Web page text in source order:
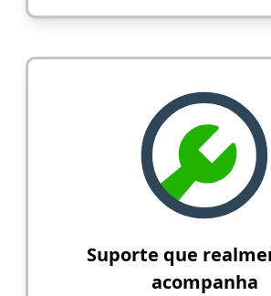
Suporte que
acompanha